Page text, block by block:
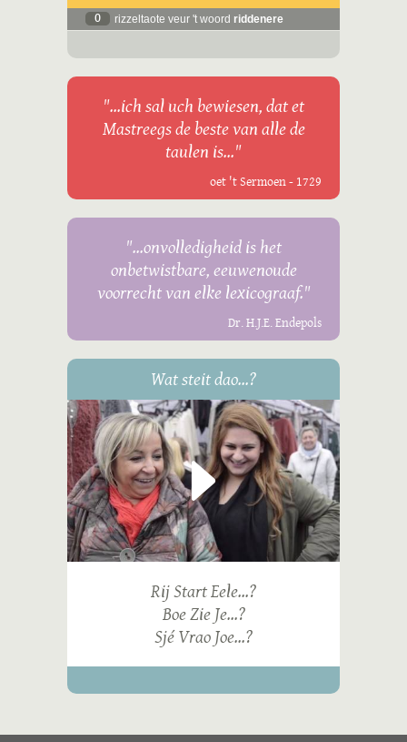
0 rizzeltaote veur 't woord riddenere
"...ich sal uch bewiesen, dat et
Mastreegs de beste van alle de
taulen is..."
oet 't Sermoen - 1729
"...onvolledigheid is het
onbetwistbare, eeuwenoude
voorrecht van elke lexicograaf."
Dr. H.J.E. Endepols
Wat steit dao...?
Rij Start Eele...?
Boe Zie Je...?
Sjé Vrao Joe...?